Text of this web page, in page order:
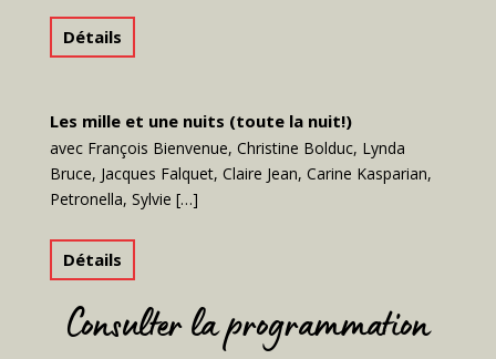
Détails
Les mille et une nuits (toute la nuit!)
avec François Bienvenue, Christine Bolduc, Lynda
Bruce, Jacques Falquet, Claire Jean, Carine Kasparian,
Petronella, Sylvie […]
Détails
Consulter la programmation